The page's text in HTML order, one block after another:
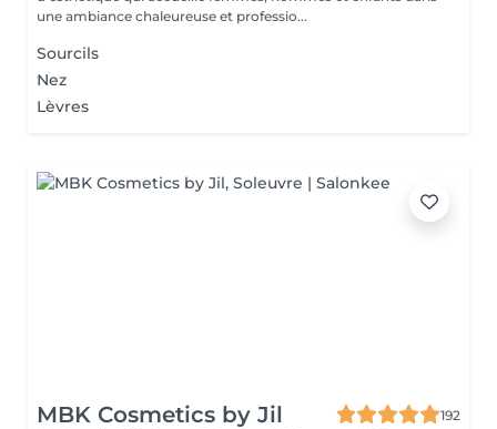
une ambiance chaleureuse et professio...
Sourcils
Nez
Lèvres
MBK Cosmetics by Jil
192